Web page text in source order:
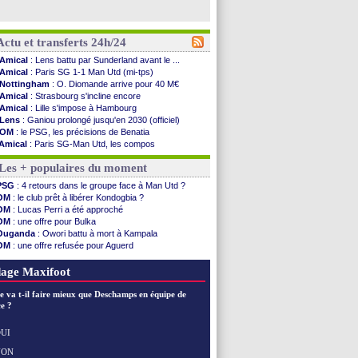
et transferts 24h/24
Amical : Lens battu par Sunderland avant le ...
Amical : Paris SG 1-1 Man Utd (mi-tps)
Nottingham : O. Diomande arrive pour 40 M€
Amical : Strasbourg s'incline encore
Amical : Lille s'impose à Hambourg
Lens : Ganiou prolongé jusqu'en 2030 (officiel)
OM : le PSG, les précisions de Benatia
: Paris SG-Man Utd, les compos
Amical: Chelsea corrige l'AC Milan
Argentine: Messi perd son papa
Amical: l'Inter s'offre la Juventus
Atletico: Almada rejoint River Plate (off.)
Monaco: Camara a la cote en Angleterre
Amical: encore une défaite pour Strasbourg
OM : la piste Goore en attaque
PSG: ça négocie avec le Barça pour Torres
Amical: Rennes s'incline contre Brentford
Amical: Le Mans concède un nul
Amical : Toulouse s'incline lourdement
OM
+ populaires du moment
: 4 retours dans le groupe face à Man Utd ?
: le club prêt à libérer Kondogbia ?
: Lucas Perri a été approché
: une offre pour Bulka
: Owori battu à mort à Kampala
: une offre refusée pour Aguerd
: B. Genesio - "ce n'est pas idéal"
Maxifoot
va t-il faire mieux que Deschamps en équipe de
?